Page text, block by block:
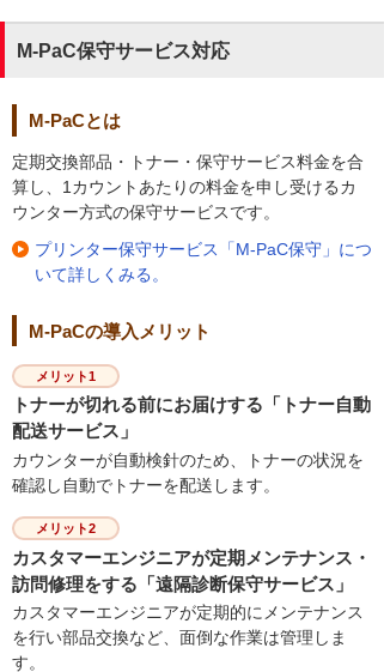
M-PaC保守サービス対応
M-PaCとは
定期交換部品・トナー・保守サービス料金を合
算し、1カウントあたりの料金を申し受けるカ
ウンター方式の保守サービスです。
プリンター保守サービス「M-PaC保守」につ
いて詳しくみる。
M-PaCの導入メリット
メリット1
トナーが切れる前にお届けする「トナー自動
配送サービス」
カウンターが自動検針のため、トナーの状況を
確認し自動でトナーを配送します。
メリット2
カスタマーエンジニアが定期メンテナンス・
訪問修理をする「遠隔診断保守サービス」
カスタマーエンジニアが定期的にメンテナンス
を行い部品交換など、面倒な作業は管理しま
す。